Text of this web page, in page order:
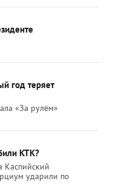
год теряет
«За рулём»
КТК?
Каспийский
ударили по